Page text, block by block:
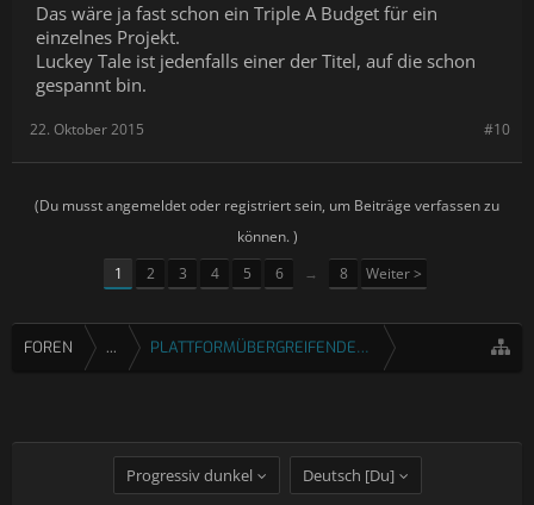
Das wäre ja fast schon ein Triple A Budget für ein
einzelnes Projekt.
Luckey Tale ist jedenfalls einer der Titel, auf die schon
gespannt bin.
#10
22. Oktober 2015
(Du musst angemeldet oder registriert sein, um Beiträge verfassen zu
können. )
1
2 3 4 5 6 → 8 Weiter >
FOREN ... PLATTFORMÜBERGREIFENDE SPIELE
Progressiv dunkel Deutsch [Du]